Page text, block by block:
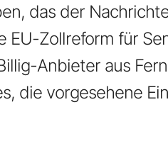
das der
EU-Zollreform für
Anbieter aus
die vorgesehene